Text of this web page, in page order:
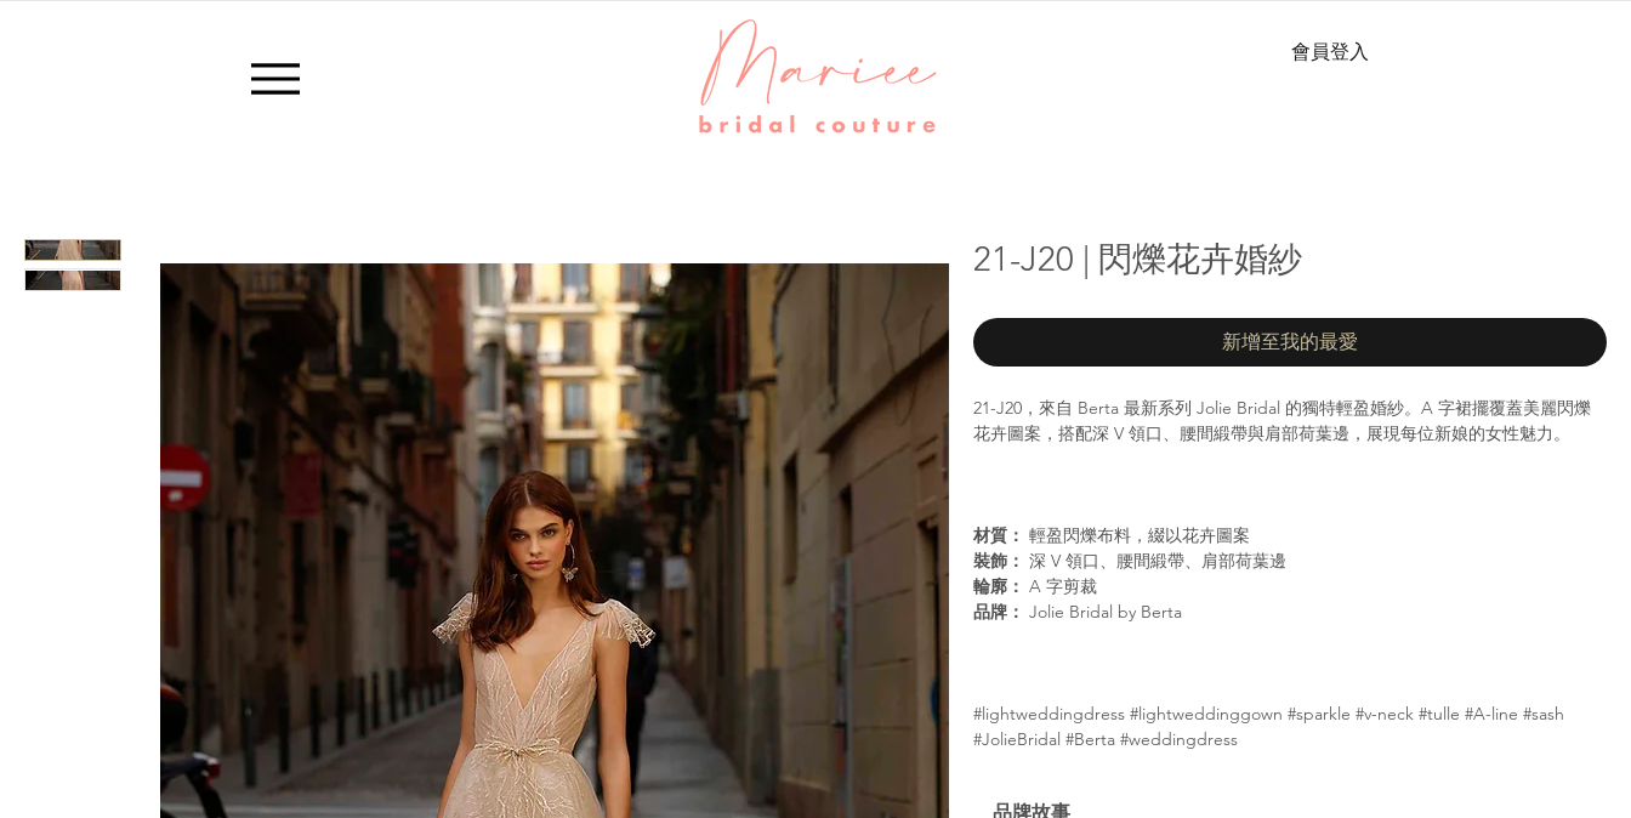
會員登入
21-J20 | 閃爍花卉婚紗
新增至我的最愛
21-J20，來自 Berta 最新系列 Jolie Bridal 的獨特輕盈婚紗。A 字裙擺覆蓋美麗閃爍
花卉圖案，搭配深 V 領口、腰間緞帶與肩部荷葉邊，展現每位新娘的女性魅力。
材質： 輕盈閃爍布料，綴以花卉圖案
裝飾： 深 V 領口、腰間緞帶、肩部荷葉邊
輪廓： A 字剪裁
品牌： Jolie Bridal by Berta
#lightweddingdress #lightweddinggown #sparkle #v-neck #tulle #A-line #sash
#JolieBridal #Berta #weddingdress
品牌故事